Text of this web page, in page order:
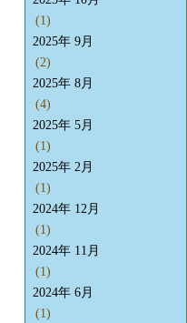
(1)
2025年 9月
(2)
2025年 8月
(4)
2025年 5月
(1)
2025年 2月
(1)
2024年 12月
(1)
2024年 11月
(1)
2024年 6月
(1)